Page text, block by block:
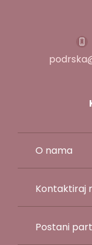
O nama
Kontaktiraj
Postani